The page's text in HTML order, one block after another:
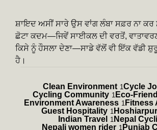
ਸ਼ਾਇਦ ਅਸੀਂ ਸਾਰੇ ਉਸ ਵਾਂਗ ਲੰਬਾ ਸਫ਼ਰ ਨਾ
ਛੋਟਾ ਕਦਮ—ਜਿਵੇਂ ਸਾਈਕਲ ਦੀ ਵਰਤੋਂ,
ਕਿਸੇ ਨੂੰ ਹੌਸਲਾ ਦੇਣਾ—ਸਾਡੇ ਵੱਲੋਂ ਵੀ ਇੱਕ ਵੱਡੀ
ਹੈ।
Clean Environment 1 Cycle
Cycling Community 1 Eco-
Environment Awareness 1 Fitness
Guest Hospitality 1
Indian Travel 1 Nepal
Nepali women rider 1 Punjab